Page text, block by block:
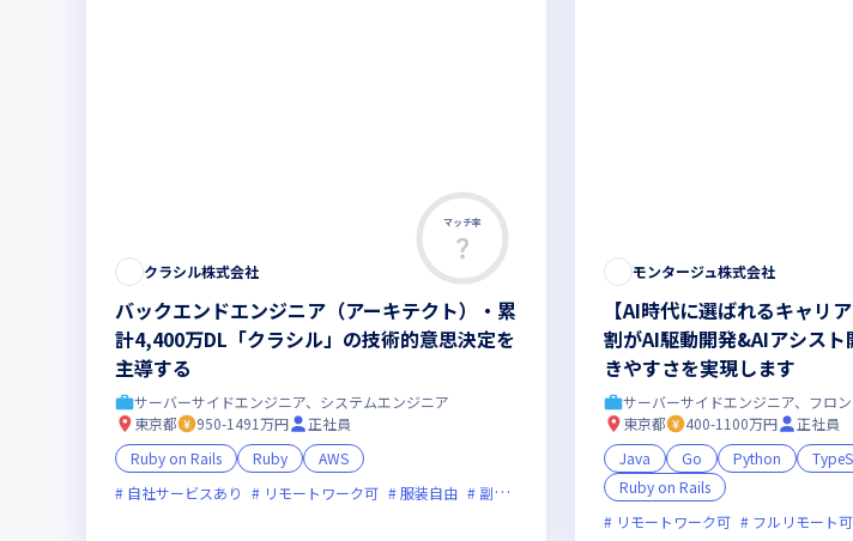
マッチ率
クラシル株式会社
バックエンドエンジニア（アーキテクト）・累
計4,400万DL「クラシル」の技術的意思決定を
主導する
サーバーサイドエンジニア、システムエンジニア
東京都
950-1491万円
正社員
Ruby on Rails
Ruby
AWS
自社サービスあり
リモートワーク可 服装自由 副業可 オンライン選考可 フレックス制度あり
モンタージュ株式会社
【AI時代に選ばれるキャリ
割がAI駆動開発&AIアシス
きやすさを実現します
サーバーサイドエンジニア、フロ
東京都
400-1100万円
正社員
Java
Go Python
Ruby on Rails
リモートワーク可
フルリモート可